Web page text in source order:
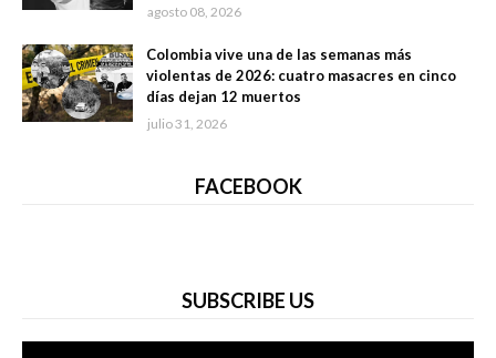
agosto 08, 2026
Colombia vive una de las semanas más
violentas de 2026: cuatro masacres en cinco
días dejan 12 muertos
julio 31, 2026
FACEBOOK
SUBSCRIBE US